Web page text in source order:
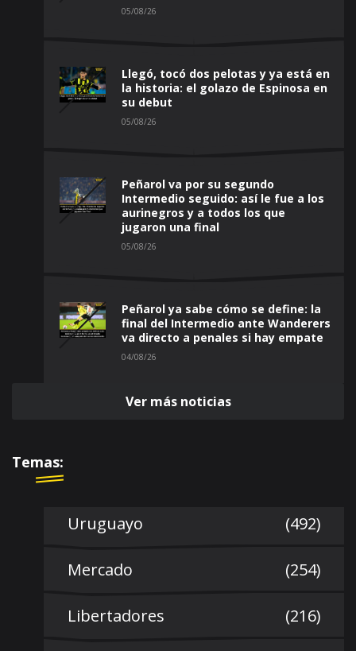
05/08/26
Llegó, tocó dos pelotas y ya está en
la historia: el golazo de Espinosa en
su debut
05/08/26
Peñarol va por su segundo
Intermedio seguido: así le fue a los
aurinegros y a todos los que
jugaron una final
05/08/26
Peñarol ya sabe cómo se define: la
final del Intermedio ante Wanderers
va directo a penales si hay empate
04/08/26
Ver más noticias
Temas:
Uruguayo (492)
Mercado (254)
Libertadores (216)